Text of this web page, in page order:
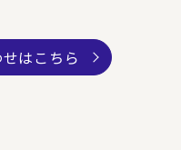
はこちら